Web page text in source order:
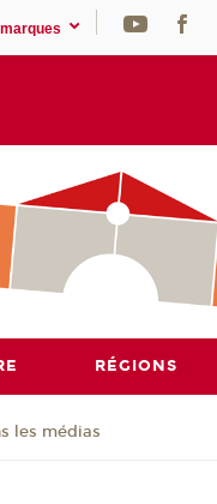
RÉGIONS
les médias